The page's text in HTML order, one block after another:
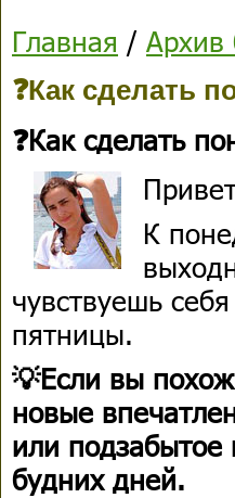
Главная / Архив
❓Как сделать
❓Как сделать
К
чувствуешь
пятницы.
💡Если вы
новые
или
будних дней.